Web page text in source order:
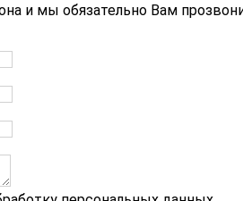
и мы обязательно Вам